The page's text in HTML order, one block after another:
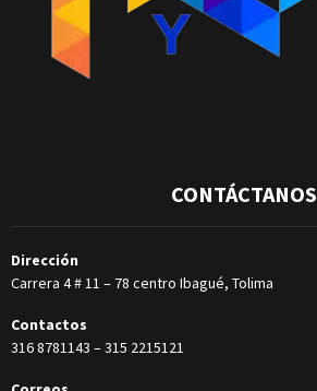
CONTÁCTANOS
Dirección
Carrera 4 # 11 – 78 centro Ibagué, Tolima
Contactos
316 8781143 –315 2215121